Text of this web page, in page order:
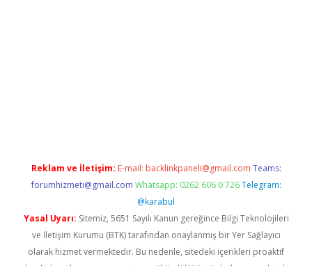
Reklam ve İletişim: E-mail: backlinkpaneli@gmail.com Teams:
forumhizmeti@gmail.com Whatsapp: 0262 606 0 726 Telegram:
@karabul
Yasal Uyarı: Sitemiz, 5651 Sayılı Kanun gereğince Bilgi Teknolojileri
ve İletişim Kurumu (BTK) tarafından onaylanmış bir Yer Sağlayıcı
olarak hizmet vermektedir. Bu nedenle, sitedeki içerikleri proaktif